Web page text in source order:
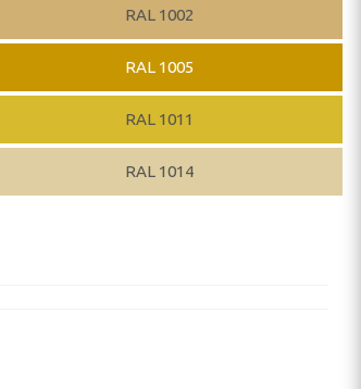
RAL 1002
RAL 1005
RAL 1011
RAL 1014